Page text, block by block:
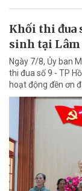
Khối thi đua
sinh tại
Ngày 7/8, Ủy ban
thi đua số 9 - TP
hoạt động đền ơn